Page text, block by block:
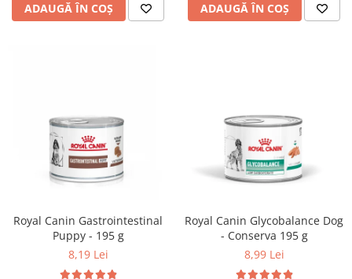
ADAUGĂ ÎN COȘ ADAUGĂ ÎN COȘ
Royal Canin Gastrointestinal
Puppy - 195 g
8,19 Lei
Royal Canin Glycobalance Dog
- Conserva 195 g
8,99 Lei